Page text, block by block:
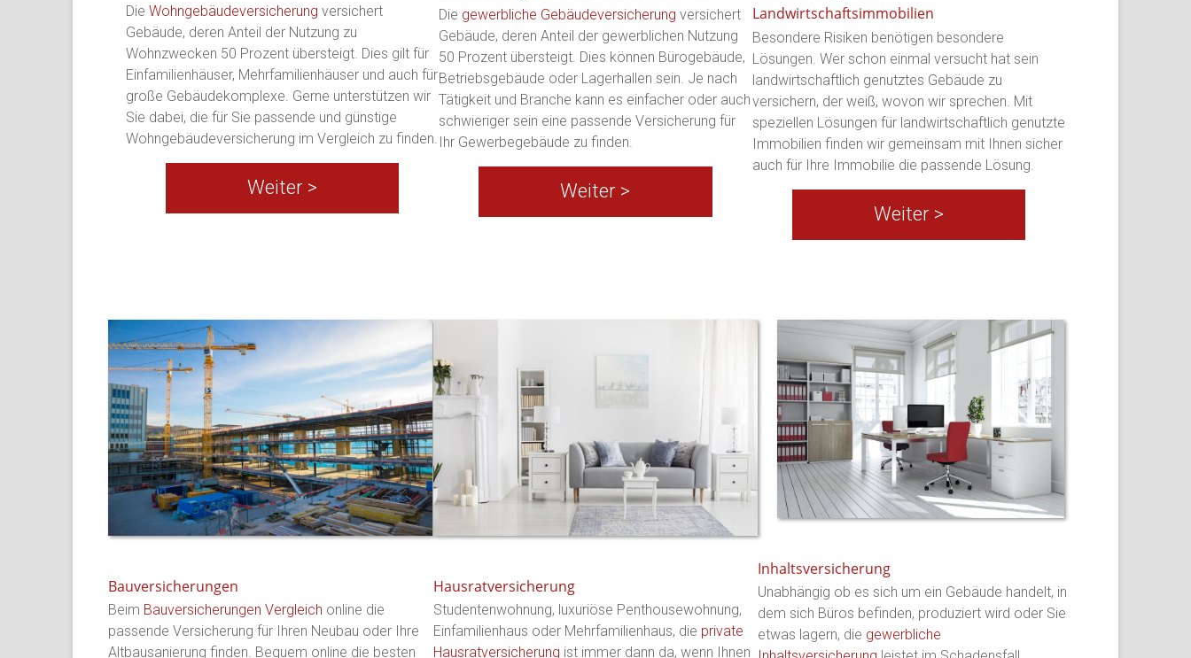
Die Wohngebäudeversicherung versichert
Gebäude, deren Anteil der Nutzung zu
Wohnzwecken 50 Prozent übersteigt. Dies gilt für
Einfamilienhäuser, Mehrfamilienhäuser und auch für
große Gebäudekomplexe. Gerne unterstützen wir
Sie dabei, die für Sie passende und günstige
Wohngebäudeversicherung im Vergleich zu finden.
Weiter >
Die gewerbliche Gebäudeversicherung versichert
Gebäude, deren Anteil der gewerblichen Nutzung
50 Prozent übersteigt. Dies können Bürogebäude,
Betriebsgebäude oder Lagerhallen sein. Je nach
Tätigkeit und Branche kann es einfacher oder auch
schwieriger sein eine passende Versicherung für
Ihr Gewerbegebäude zu finden.
Weiter >
Landwirtschaftsimmobilien
Besondere Risiken benötigen besondere
Lösungen. Wer schon einmal versucht hat sein
landwirtschaftlich genutztes Gebäude zu
versichern, der weiß, wovon wir sprechen. Mit
speziellen Lösungen für landwirtschaftlich genutzte
Immobilien finden wir gemeinsam mit Ihnen sicher
auch für Ihre Immobilie die passende Lösung.
Weiter >
Bauversicherungen
Beim Bauversicherungen Vergleich online die
passende Versicherung für Ihren Neubau oder Ihre
Altbausanierung finden. Bequem online die besten
Hausratversicherung
Studentenwohnung, luxuriöse Penthousewohnung,
Einfamilienhaus oder Mehrfamilienhaus, die private
Hausratversicherung ist immer dann da, wenn Ihnen
Inhaltsversicherung
Unabhängig ob es sich um ein Gebäude handelt, in
dem sich Büros befinden, produziert wird oder Sie
etwas lagern, die gewerbliche